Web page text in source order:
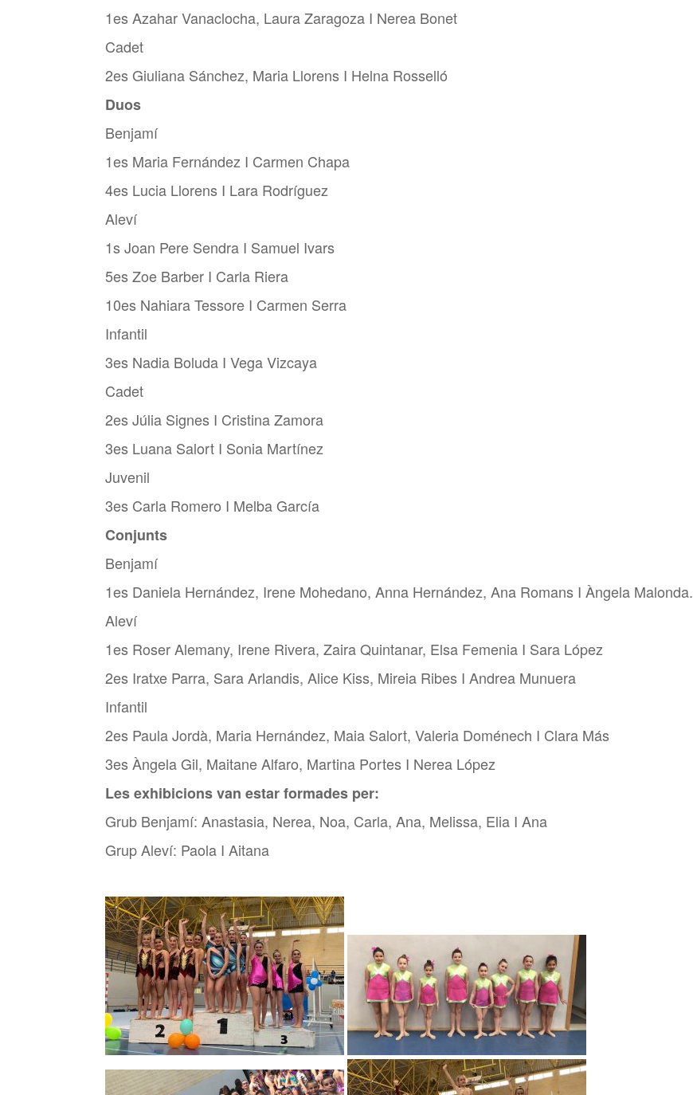
1es Azahar Vanaclocha, Laura Zaragoza I Nerea Bonet
Cadet
2es Giuliana Sánchez, Maria Llorens I Helna Rosselló
Duos
Benjamí
1es Maria Fernández I Carmen Chapa
4es Lucia Llorens I Lara Rodríguez
Aleví
1s Joan Pere Sendra I Samuel Ivars
5es Zoe Barber I Carla Riera
10es Nahiara Tessore I Carmen Serra
Infantil
3es Nadia Boluda I Vega Vizcaya
Cadet
2es Júlia Signes I Cristina Zamora
3es Luana Salort I Sonia Martínez
Juvenil
3es Carla Romero I Melba García
Conjunts
Benjamí
1es Daniela Hernández, Irene Mohedano, Anna Hernández, Ana Romans I Àngela Malonda.
Aleví
1es Roser Alemany, Irene Rivera, Zaira Quintanar, Elsa Femenia I Sara López
2es Iratxe Parra, Sara Arlandis, Alice Kiss, Mireia Ribes I Andrea Munuera
Infantil
2es Paula Jordà, Maria Hernández, Maia Salort, Valeria Doménech I Clara Más
3es Àngela Gil, Maitane Alfaro, Martina Portes I Nerea López
Les exhibicions van estar formades per:
Grub Benjamí: Anastasia, Nerea, Noa, Carla, Ana, Melissa, Elia I Ana
Grup Aleví: Paola I Aitana